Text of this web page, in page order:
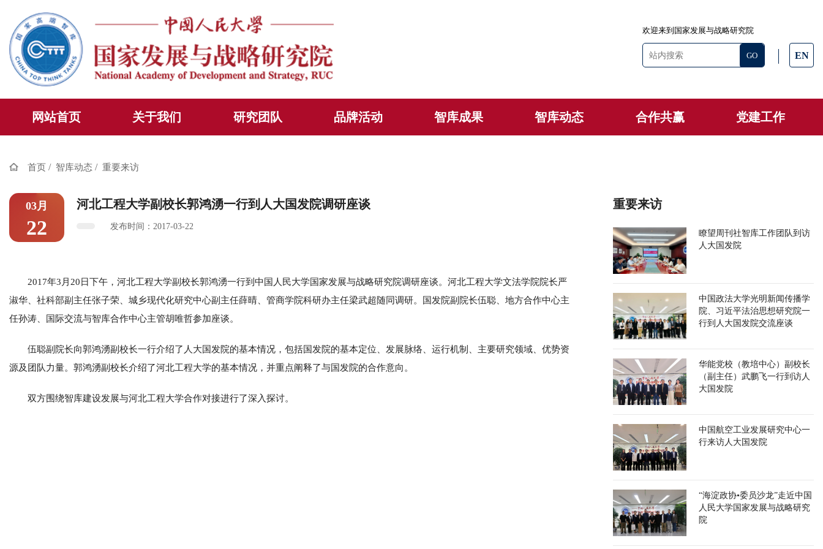
欢迎来到国家发展与战略研究院
EN
网站首页 关于我们 研究团队 品牌活动 智库成果 智库动态 合作共赢 党建工作
首页 / 智库动态 / 重要来访
03月
22
河北工程大学副校长郭鸿湧一行到人大国发院调研座谈
发布时间：2017-03-22
2017年3月20日下午，河北工程大学副校长郭鸿湧一行到中国人民大学国家发展与战略研究院调研座谈。河北工程大学文法学院院长严
淑华、社科部副主任张子荣、城乡现代化研究中心副主任薛晴、管商学院科研办主任梁武超随同调研。国发院副院长伍聪、地方合作中心主
任孙涛、国际交流与智库合作中心主管胡唯哲参加座谈。
伍聪副院长向郭鸿湧副校长一行介绍了人大国发院的基本情况，包括国发院的基本定位、发展脉络、运行机制、主要研究领域、优势资
源及团队力量。郭鸿湧副校长介绍了河北工程大学的基本情况，并重点阐释了与国发院的合作意向。
双方围绕智库建设发展与河北工程大学合作对接进行了深入探讨。
重要来访
瞭望周刊社智库工作团队到访
人大国发院
中国政法大学光明新闻传播学
院、习近平法治思想研究院一
行到人大国发院交流座谈
华能党校（教培中心）副校长
（副主任）武鹏飞一行到访人
大国发院
中国航空工业发展研究中心一
行来访人大国发院
“海淀政协•委员沙龙”走近中国
人民大学国家发展与战略研究
院